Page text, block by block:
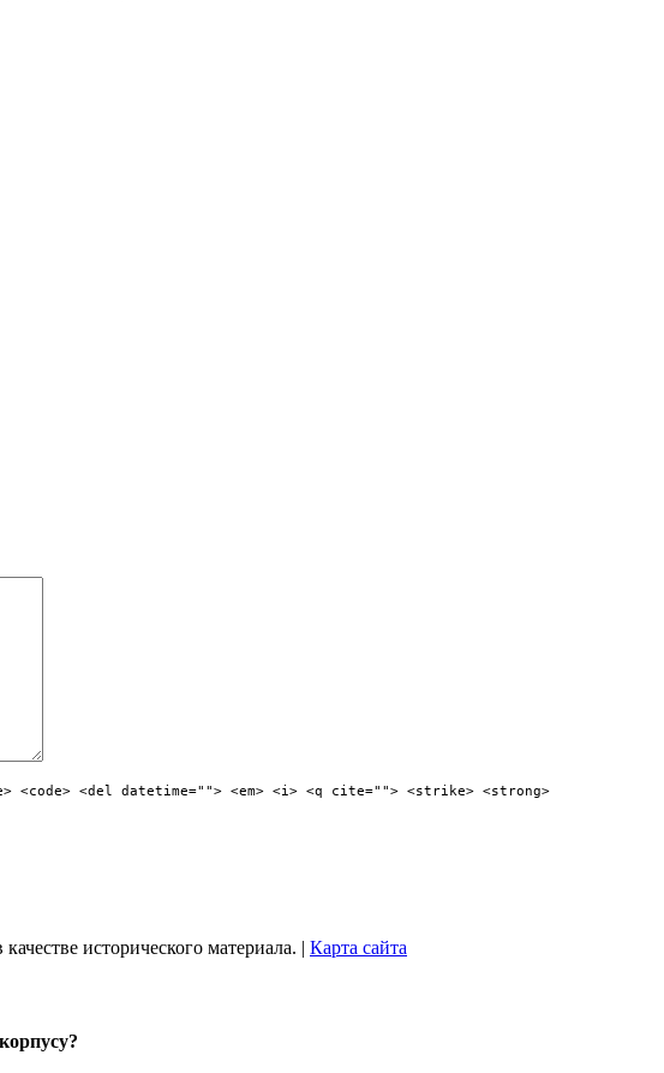
<del datetime=""> <em> <i> <q cite=""> <strike> <strong>
исторического материала. | Карта сайта